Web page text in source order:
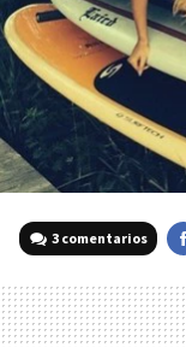
3 comentarios